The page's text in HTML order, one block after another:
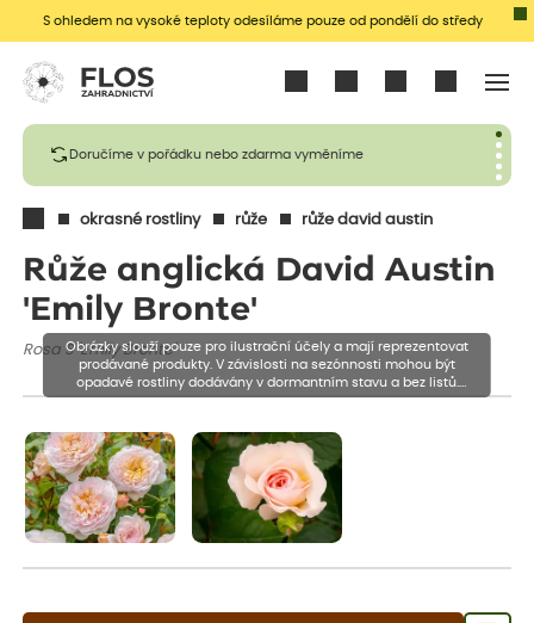
S ohledem na vysoké teploty odesíláme pouze od pondělí do středy
Doručíme v pořádku nebo zdarma vyměníme
okrasné rostliny růže růže david austin
Růže anglická David Austin
'Emily Bronte'
Rosa S 'Emily Bronte'
Obrázky slouží pouze pro ilustrační účely a mají reprezentovat
prodávané produkty. V závislosti na sezónnosti mohou být
opadavé rostliny dodávány v dormantním stavu a bez listů.
Rostliny mohou být také sestřiženy níže, než je uvedená výška,